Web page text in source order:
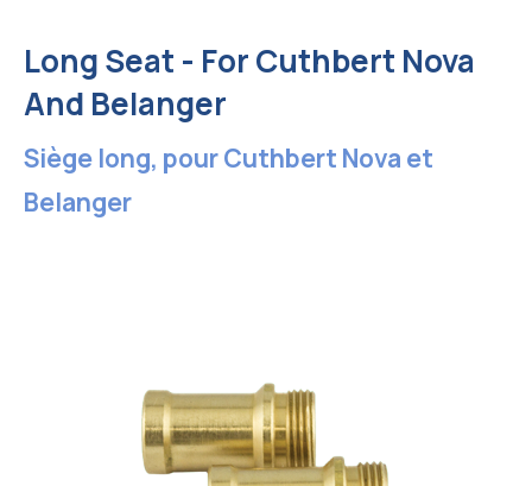
Long Seat - For Cuthbert Nova
And Belanger
Siège long, pour Cuthbert Nova et
Belanger